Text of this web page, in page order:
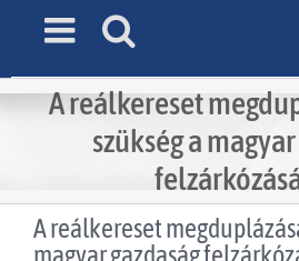
A reálkereset
szükség a
A reálkereset
magyar gazdaság